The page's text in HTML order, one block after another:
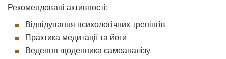
Рекомендовані активності:
Відвідування психологічних тренінгів
Практика медитації та йоги
Ведення щоденника самоаналізу